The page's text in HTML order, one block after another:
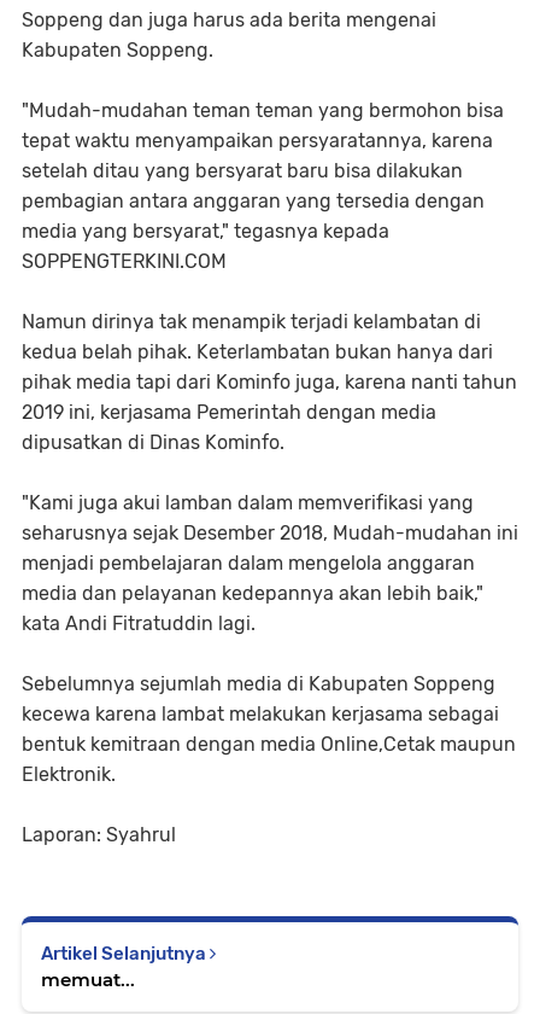
Soppeng dan juga harus ada berita mengenai
Kabupaten Soppeng.
"Mudah-mudahan teman teman yang bermohon bisa
tepat waktu menyampaikan persyaratannya, karena
setelah ditau yang bersyarat baru bisa dilakukan
pembagian antara anggaran yang tersedia dengan
media yang bersyarat," tegasnya kepada
SOPPENGTERKINI.COM
Namun dirinya tak menampik terjadi kelambatan di
kedua belah pihak. Keterlambatan bukan hanya dari
pihak media tapi dari Kominfo juga, karena nanti tahun
2019 ini, kerjasama Pemerintah dengan media
dipusatkan di Dinas Kominfo.
"Kami juga akui lamban dalam memverifikasi yang
seharusnya sejak Desember 2018, Mudah-mudahan ini
menjadi pembelajaran dalam mengelola anggaran
media dan pelayanan kedepannya akan lebih baik,"
kata Andi Fitratuddin lagi.
Sebelumnya sejumlah media di Kabupaten Soppeng
kecewa karena lambat melakukan kerjasama sebagai
bentuk kemitraan dengan media Online,Cetak maupun
Elektronik.
Laporan: Syahrul
Artikel Selanjutnya
memuat...